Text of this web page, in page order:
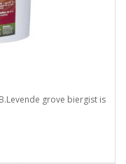
grove biergist is